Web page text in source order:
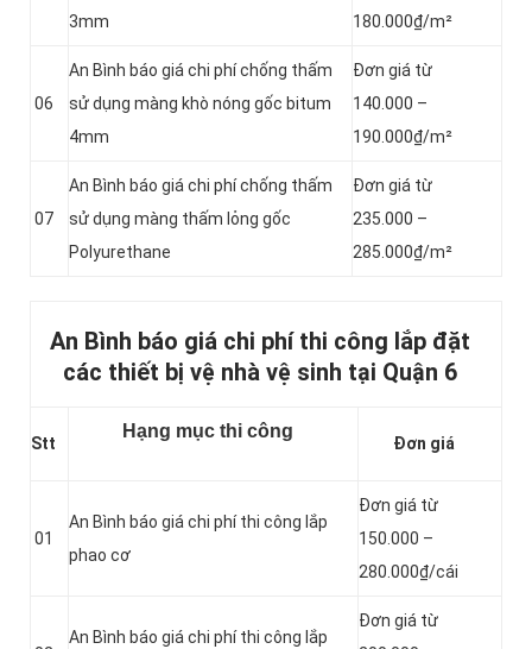
3mm
180.000₫/m²
06
An Bình báo giá chi phí chống thấm
sử dụng màng khò nóng gốc bitum
4mm
Đơn giá từ
140.000 –
190.000₫/m²
07
An Bình báo giá chi phí chống thấm
sử dụng màng thấm lỏng gốc
Polyurethane
Đơn giá từ
235.000 –
285.000₫/m²
An Bình báo giá chi phí thi công lắp đặt
các thiết bị vệ nhà vệ sinh tại Quận 6
Stt
Hạng mục thi công
Đơn giá
01
An Bình báo giá chi phí thi công lắp
phao cơ
Đơn giá từ
150.000 –
280.000₫/cái
An Bình báo giá chi phí thi công lắp
Đơn giá từ